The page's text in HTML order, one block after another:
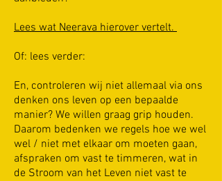
Lees wat Neerava hierover vertelt.
Of: lees verder:
En, controleren wij niet allemaal via ons
denken ons leven op een bepaalde
manier? We willen graag grip houden.
Daarom bedenken we regels hoe we wel
wel / niet met elkaar om moeten gaan,
afspraken om vast te timmeren, wat in
de Stroom van het Leven niet vast te